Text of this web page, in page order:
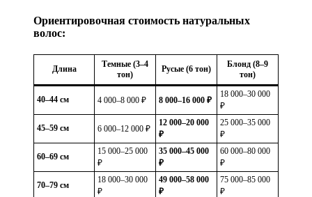
Ориентировочная стоимость натуральных
волос:
Длина
Темные (3–4
тон)
Русые (6 тон)
Блонд (8–9
тон)
40–44 см 4 000–8 000 ₽ 8 000–16 000 ₽
18 000–30 000
₽
45–59 см 6 000–12 000 ₽
12 000–20 000
₽
25 000–35 000
₽
60–69 см
15 000–25 000
₽
35 000–45 000
₽
60 000–80 000
₽
70–79 см
18 000–30 000
₽
49 000–58 000
₽
75 000–85 000
₽